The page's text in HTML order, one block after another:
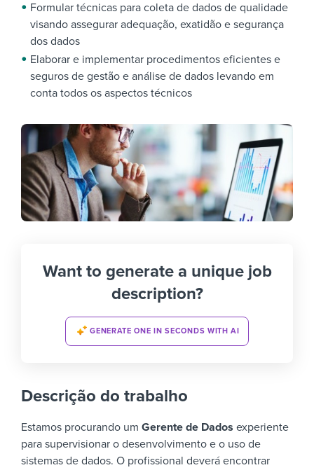
Formular técnicas para coleta de dados de qualidade
visando assegurar adequação, exatidão e segurança
dos dados
Elaborar e implementar procedimentos eficientes e
seguros de gestão e análise de dados levando em
conta todos os aspectos técnicos
Want to generate a unique job
description?
GENERATE ONE IN SECONDS WITH AI
Descrição do trabalho
Estamos procurando um Gerente de Dados experiente
para supervisionar o desenvolvimento e o uso de
sistemas de dados. O profissional deverá encontrar